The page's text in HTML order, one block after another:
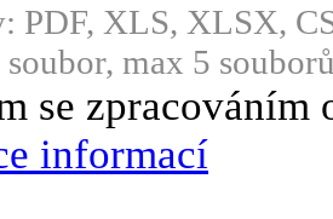
PDF, XLS, XLSX,
max 5
se
informací